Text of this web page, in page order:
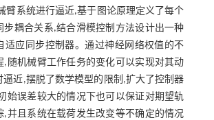
臂系统进行逼近,基于图论原理定义了每个
步耦合关系,结合滑模控制方法设计出一种
适应同步控制器。通过神经网络权值的不
,随机械臂工作任务的变化可以实现对其动
逼近,摆脱了数学模型的限制,扩大了控制器
始误差较大的情况下也可以保证对期望轨
,并且系统在载荷发生改变等不确定的情况